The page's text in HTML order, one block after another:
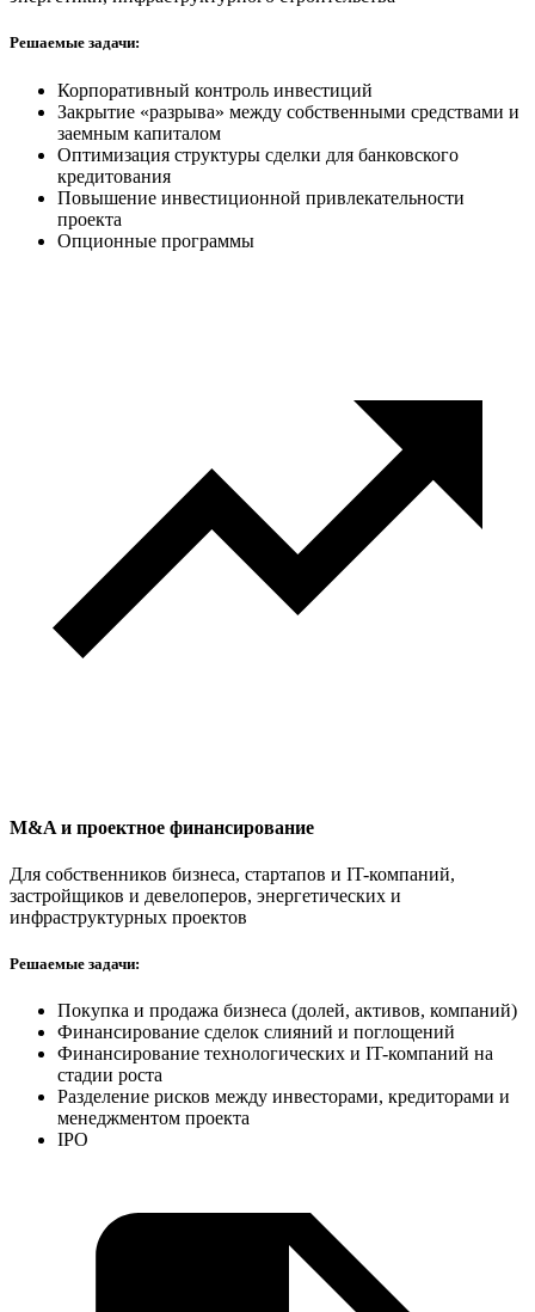
Решаемые задачи:
Корпоративный контроль инвестиций
Закрытие «разрыва» между собственными средствами и
заемным капиталом
Оптимизация структуры сделки для банковского
кредитования
Повышение инвестиционной привлекательности
проекта
Опционные программы
M&A и проектное финансирование
Для собственников бизнеса, стартапов и IT-компаний,
застройщиков и девелоперов, энергетических и
инфраструктурных проектов
Решаемые задачи:
Покупка и продажа бизнеса (долей, активов, компаний)
Финансирование сделок слияний и поглощений
Финансирование технологических и IT-компаний на
стадии роста
Разделение рисков между инвесторами, кредиторами и
менеджментом проекта
IPO